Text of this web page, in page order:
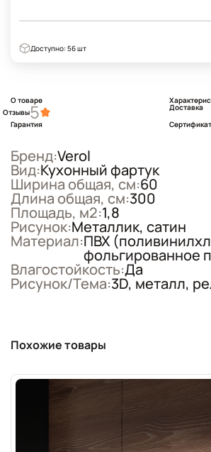
Доступно: 56 шт
О товаре
Отзывы5
Доставка
Гарантия
Бренд:Verol
Вид:Кухонный фартук
Ширина общая, см:60
Длина общая, см:300
Площадь, м2:1,8
Рисунок:Металлик, сатин
Материал:ПВХ
фольгированное
Влагостойкость:Да
Рисунок/Тема:3D, металл,
Похожие товары